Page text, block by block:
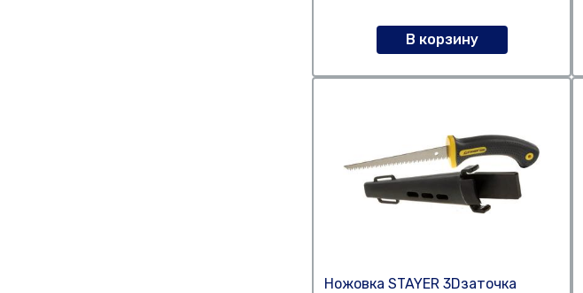
В корзину
Ножовка STAYER 3Dзаточка